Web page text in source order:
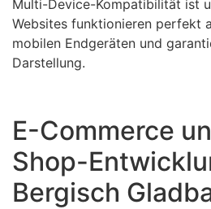
Multi-Device-Kompatibilität ist
Websites funktionieren perfekt
mobilen Endgeräten und
Darstellung.
E-Commerce
Shop-
Bergisch